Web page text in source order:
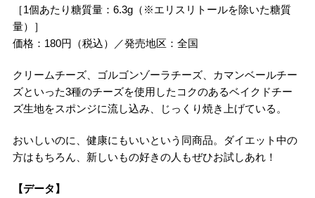
［1個あたり糖質量：6.3g（※エリスリトールを除いた糖質
量）］
価格：180円（税込）／発売地区：全国
クリームチーズ、ゴルゴンゾーラチーズ、カマンベールチー
ズといった3種のチーズを使用したコクのあるベイクドチー
ズ生地をスポンジに流し込み、じっくり焼き上げている。
おいしいのに、健康にもいいという同商品。ダイエット中の
方はもちろん、新しいもの好きの人もぜひお試しあれ！
【データ】